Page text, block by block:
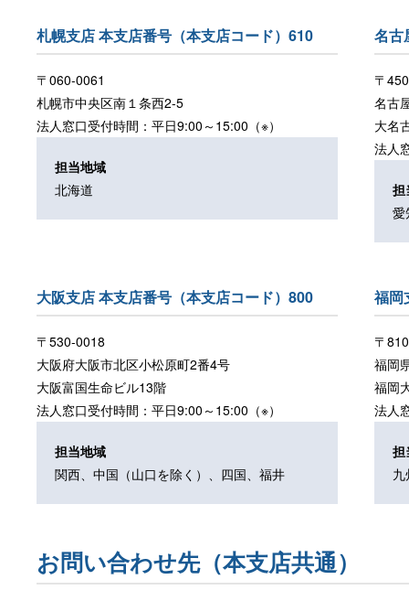
札幌支店 本支店番号（本支店コード）610
〒060-0061
札幌市中央区南１条西2-5
法人窓口受付時間：平日9:00～15:00（※）
担当地域
北海道
名古
〒
名古
大名
法人
担
愛
大阪支店 本支店番号（本支店コード）800
〒530-0018
大阪府大阪市北区小松原町2番4号
大阪富国生命ビル13階
法人窓口受付時間：平日9:00～15:00（※）
担当地域
関西、 中国（山口を除く）、 四国、 福井
福岡
〒
福岡
福岡
法人
担
お問い合わせ先（本支店共通）